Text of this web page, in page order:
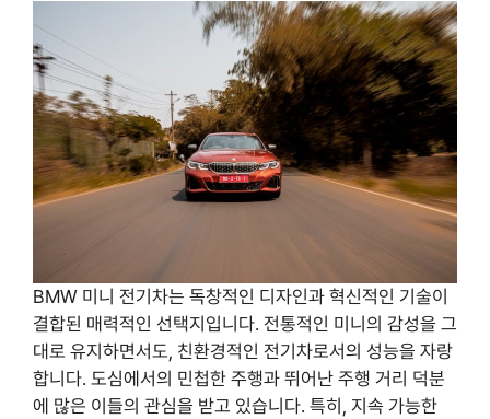
BMW 미니 전기차는 독창적인 디자인과 혁신적인 기술이
결합된 매력적인 선택지입니다. 전통적인 미니의 감성을 그
대로 유지하면서도, 친환경적인 전기차로서의 성능을 자랑
합니다. 도심에서의 민첩한 주행과 뛰어난 주행 거리 덕분
에 많은 이들의 관심을 받고 있습니다. 특히, 지속 가능한